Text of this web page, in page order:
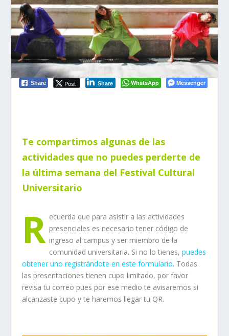
Share Post Share WhatsApp Messenger
Te compartimos algunas de las
actividades que no puedes perderte de
la última semana del Festival Cultural
Universitario
R ecuerda que para asistir a las actividades
presenciales es necesario tener código de
ingreso al campus y ser miembro de la
comunidad universitaria. Si no lo tienes, puedes
obtener uno registrándote en este formulario. Todas
las presentaciones tienen cupo limitado, por favor
revisa tu correo pues por ese medio te avisaremos si
alcanzaste cupo y te haremos llegar tu QR.